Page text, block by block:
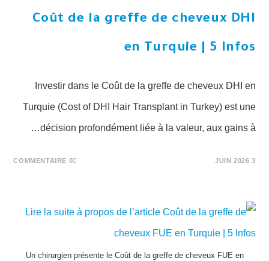
Coût de la greffe de cheveux DHI
en Turquie | 5 Infos
Investir dans le Coût de la greffe de cheveux DHI en
Turquie (Cost of DHI Hair Transplant in Turkey) est une
décision profondément liée à la valeur, aux gains à…
0 COMMENTAIRE 3 JUIN 2026
Un chirurgien présente le Coût de la greffe de cheveux FUE en